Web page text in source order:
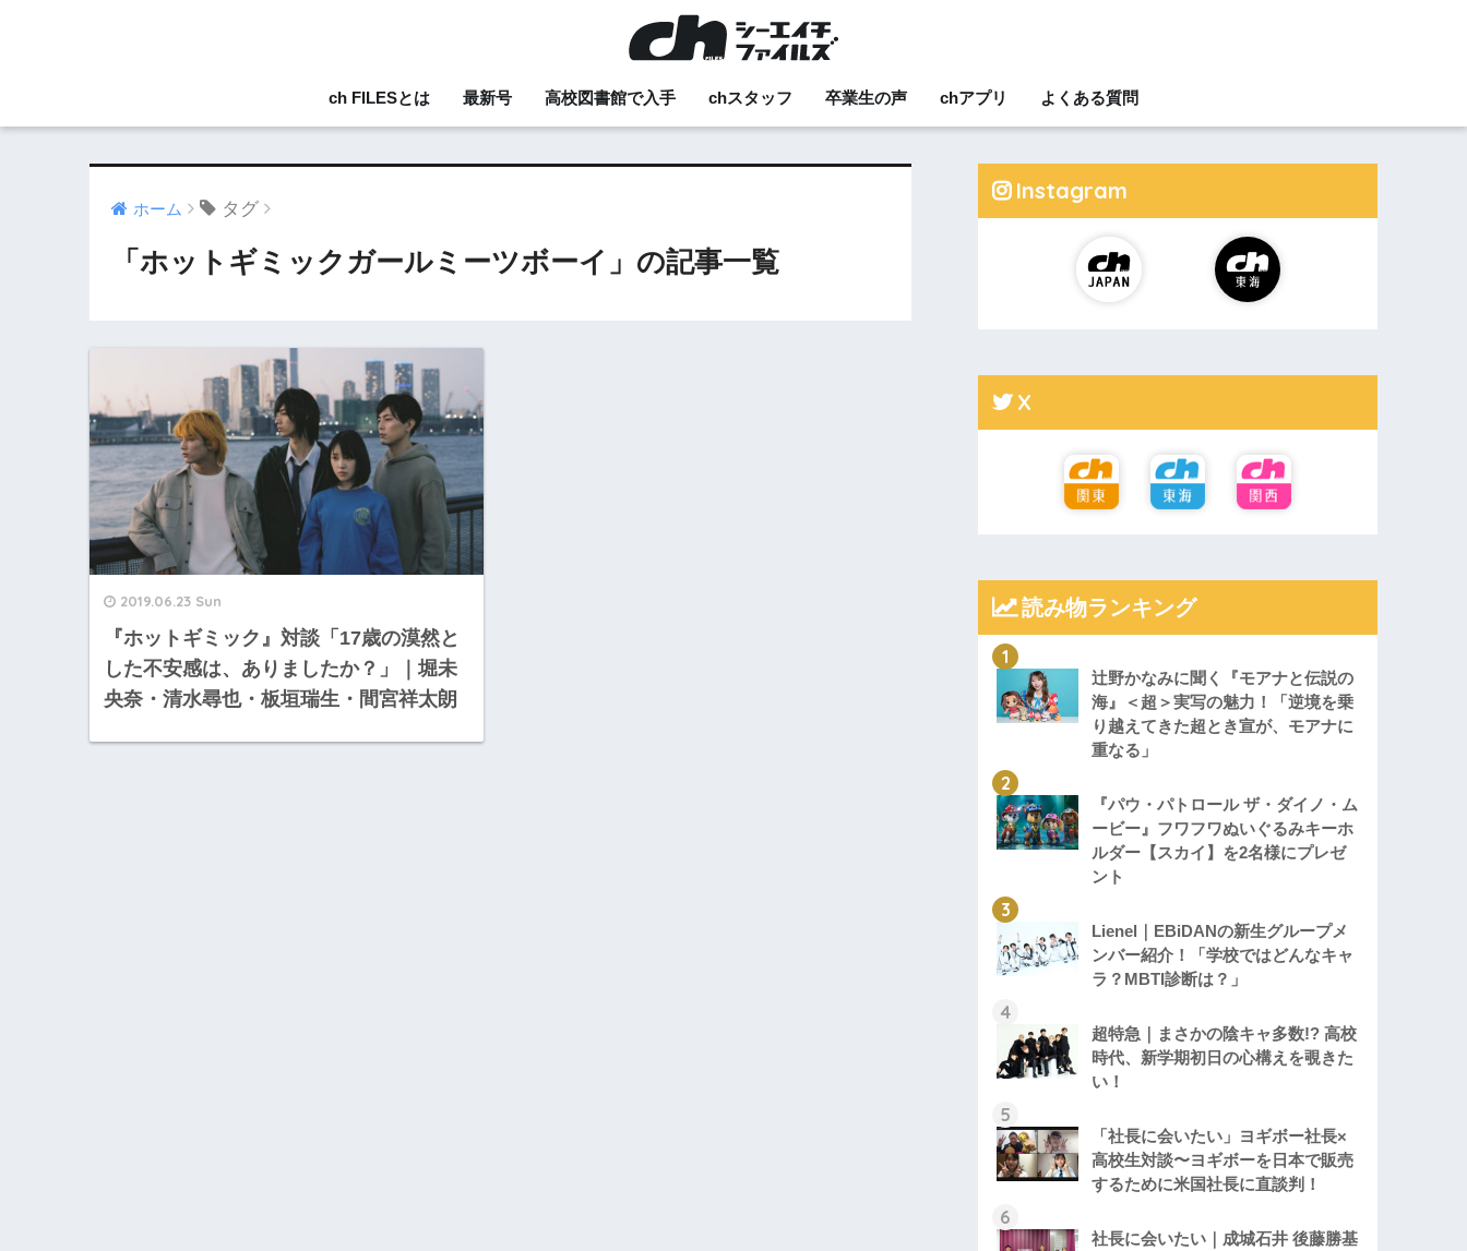
ch FILESとは 最新号 高校図書館で入手 chスタッフ 卒業生の声 chアプリ よくある質問
ホーム タグ
「ホットギミックガールミーツボーイ」の記事一覧
2019.06.23 Sun
『ホットギミック』対談「17歳の漠然と
した不安感は、ありましたか？」｜堀未
央奈・清水尋也・板垣瑞生・間宮祥太朗
Instagram
X
読み物ランキング
辻野かなみに聞く『モアナと伝説の
海』＜超＞実写の魅力！「逆境を乗
り越えてきた超とき宣が、モアナに
重なる」
『パウ・パトロール ザ・ダイノ・ム
ービー』フワフワぬいぐるみキーホ
ルダー【スカイ】を2名様にプレゼ
ント
Lienel｜EBiDANの新生グループメ
ンバー紹介！「学校ではどんなキャ
ラ？MBTI診断は？」
超特急｜まさかの陰キャ多数!? 高校
時代、新学期初日の心構えを覗きた
い！
「社長に会いたい」ヨギボー社長×
高校生対談〜ヨギボーを日本で販売
するために米国社長に直談判！
社長に会いたい｜成城石井 後藤勝基